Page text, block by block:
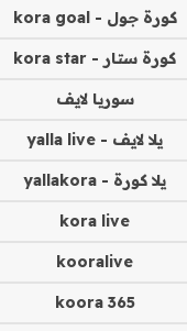
كورة جول - kora goal
كورة ستار - kora star
سوريا لايف
يلا لايف - yalla live
يلا كورة - yallakora
kora live
kooralive
koora 365